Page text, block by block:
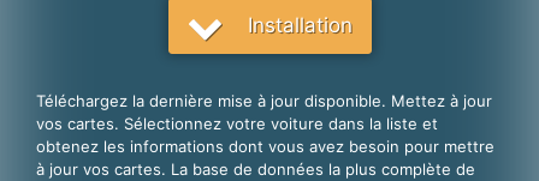
CHOISISSEZ VOTRE LANGUE
English
Español
Installation
Téléchargez la dernière mise à jour disponible. Mettez à jour
vos cartes. Sélectionnez votre voiture dans la liste et
obtenez les informations dont vous avez besoin pour mettre
à jour vos cartes. La base de données la plus complète de